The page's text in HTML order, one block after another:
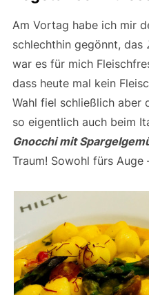
Am Vortag habe ich mir
schlechthin gegönnt, das
war es für mich
dass heute mal kein
Wahl fiel schließlich aber
so eigentlich auch beim
Gnocchi mit
Traum! Sowohl fürs Auge